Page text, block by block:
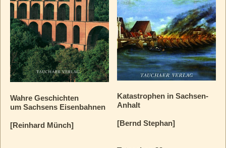
Wahre Geschichten
um Sachsens Eisenbahnen
[Reinhard Münch]
Katastrophen in Sachsen-
Anhalt
[Bernd Stephan]